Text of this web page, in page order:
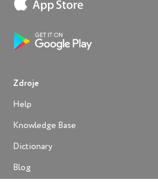
Zdroje
Help
Knowledge Base
Dictionary
Blog